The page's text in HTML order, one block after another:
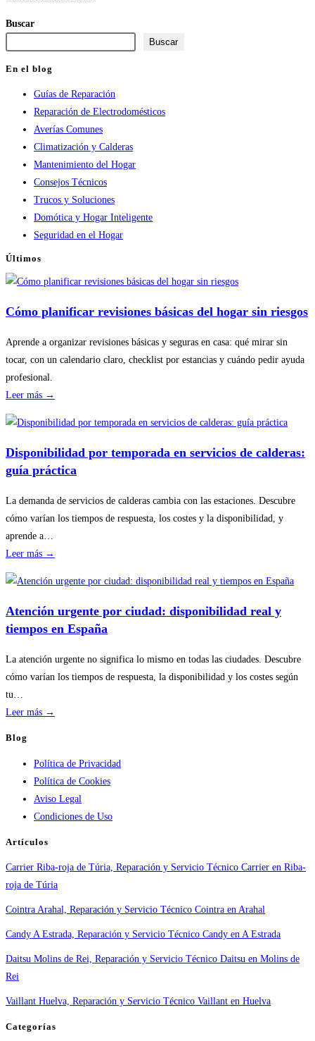
comentar
comentar
(opcional)
Buscar
Buscar
En el blog
Guías de Reparación
Reparación de Electrodomésticos
Averías Comunes
Climatización y Calderas
Mantenimiento del Hogar
Consejos Técnicos
Trucos y Soluciones
Domótica y Hogar Inteligente
Seguridad en el Hogar
Últimos
Cómo planificar revisiones básicas del hogar sin riesgos
Aprende a organizar revisiones básicas y seguras en casa: qué mirar sin
tocar, con un calendario claro, checklist por estancias y cuándo pedir ayuda
profesional.
Leer más →
planificar
revisiones
básicas
hogar
sin
Disponibilidad por temporada en servicios de calderas:
guía práctica
La demanda de servicios de calderas cambia con las estaciones. Descubre
cómo varían los tiempos de respuesta, los costes y la disponibilidad, y
aprende a…
Leer más →
por
temporada
de
calderas:
Atención urgente por ciudad: disponibilidad real y
tiempos en España
La atención urgente no significa lo mismo en todas las ciudades. Descubre
cómo varían los tiempos de respuesta, la disponibilidad y los costes según
tu…
Leer más →
por
ciudad:
disponibilidad
real
en
España
Blog
Política de Privacidad
Política de Cookies
Aviso Legal
Condiciones de Uso
Artículos
Carrier Riba-roja de Túria, Reparación y Servicio Técnico Carrier en Riba-
roja de Túria
Cointra Arahal, Reparación y Servicio Técnico Cointra en Arahal
Candy A Estrada, Reparación y Servicio Técnico Candy en A Estrada
Daitsu Molins de Rei, Reparación y Servicio Técnico Daitsu en Molins de
Rei
Vaillant Huelva, Reparación y Servicio Técnico Vaillant en Huelva
Categorías